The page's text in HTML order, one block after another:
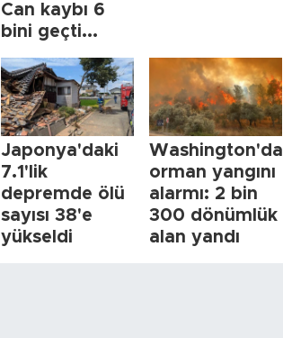
Can kaybı 6
bini geçti...
Japonya'daki
7.1'lik
depremde ölü
sayısı 38'e
yükseldi
Washington'da
orman yangını
alarmı: 2 bin
300 dönümlük
alan yandı